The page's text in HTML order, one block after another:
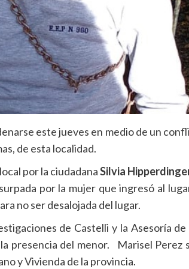
este jueves en medio de un
de esta localidad.
por la ciudadanaSilvia
por la mujer que ingresó al
no ser desalojada del lugar.
de Castelli y la Asesoría
presencia del menor. Marisel Perez
y Vivienda de la provincia.